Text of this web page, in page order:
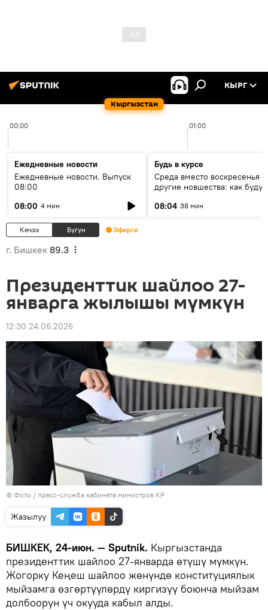
Кыргызстан
КЫРГ
00:00 01:00
Ежедневные новости
Ежедневные новости. Выпуск
08:00
08:00 4 мин
Будь в курсе
Среда вместо воскресенья и
другие новшества: как будут
08:04 38 мин
Кечээ Бүгүн Эфирге
г. Бишкек 89.3
Президенттик шайлоо 27-
январга жылышы мүмкүн
12:30 24.06.2026
© Фото / пресс-служба кабинета министров КР
Жазылуу
БИШКЕК, 24-июн. — Sputnik. Кыргызстанда
президенттик шайлоо 27-январда өтүшү мүмкүн.
Жогорку Кеңеш шайлоо жөнүндө конституциялык
мыйзамга өзгөртүүлөрдү киргизүү боюнча мыйзам
долбоорун үч окууда кабыл алды.